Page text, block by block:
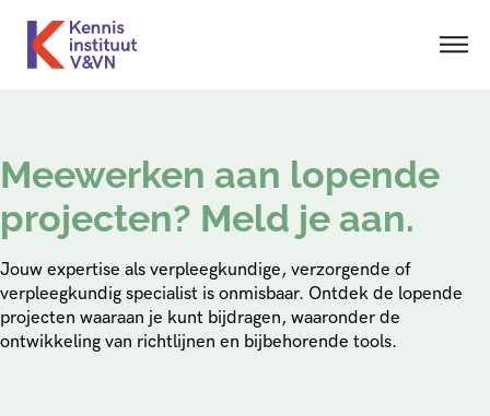
Meewerken aan lopende
projecten? Meld je aan.
Jouw expertise als verpleegkundige, verzorgende of
verpleegkundig specialist is onmisbaar. Ontdek de lopende
projecten waaraan je kunt bijdragen, waaronder de
ontwikkeling van richtlijnen en bijbehorende tools.